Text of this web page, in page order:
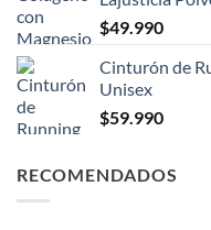
$49.990
Cinturón de
Unisex
$59.990
RECOMENDADOS